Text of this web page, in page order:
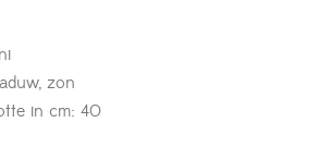
zon
in cm: 40